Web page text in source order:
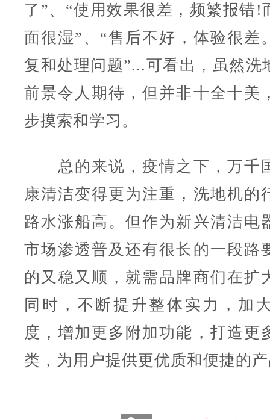
了”、“使用效果很差，频繁报错!
面很湿”、“售后不好，体验很差
复和处理问题”...可看出，虽然洗
前景令人期待，但并非十全十美
步摸索和学习。
总的来说，疫情之下，万千
康清洁变得更为注重，洗地机的
路水涨船高。但作为新兴清洁电
市场渗透普及还有很长的一段路
的又稳又顺，就需品牌商们在扩
同时，不断提升整体实力，加
度，增加更多附加功能，打造更
类，为用户提供更优质和便捷的